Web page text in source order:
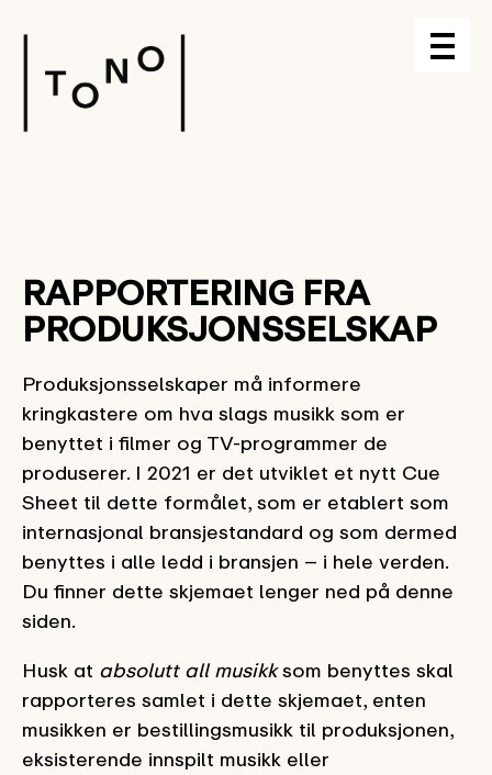
RAPPORTERING FRA
PRODUKSJONSSELSKAP
Produksjonsselskaper må informere
kringkastere om hva slags musikk som er
benyttet i filmer og TV-programmer de
produserer. I 2021 er det utviklet et nytt Cue
Sheet til dette formålet, som er etablert som
internasjonal bransjestandard og som dermed
benyttes i alle ledd i bransjen – i hele verden.
Du finner dette skjemaet lenger ned på denne
siden.
Husk at absolutt all musikksom benyttes skal
rapporteres samlet i dette skjemaet, enten
musikken er bestillingsmusikk til produksjonen,
eksisterende innspilt musikk eller